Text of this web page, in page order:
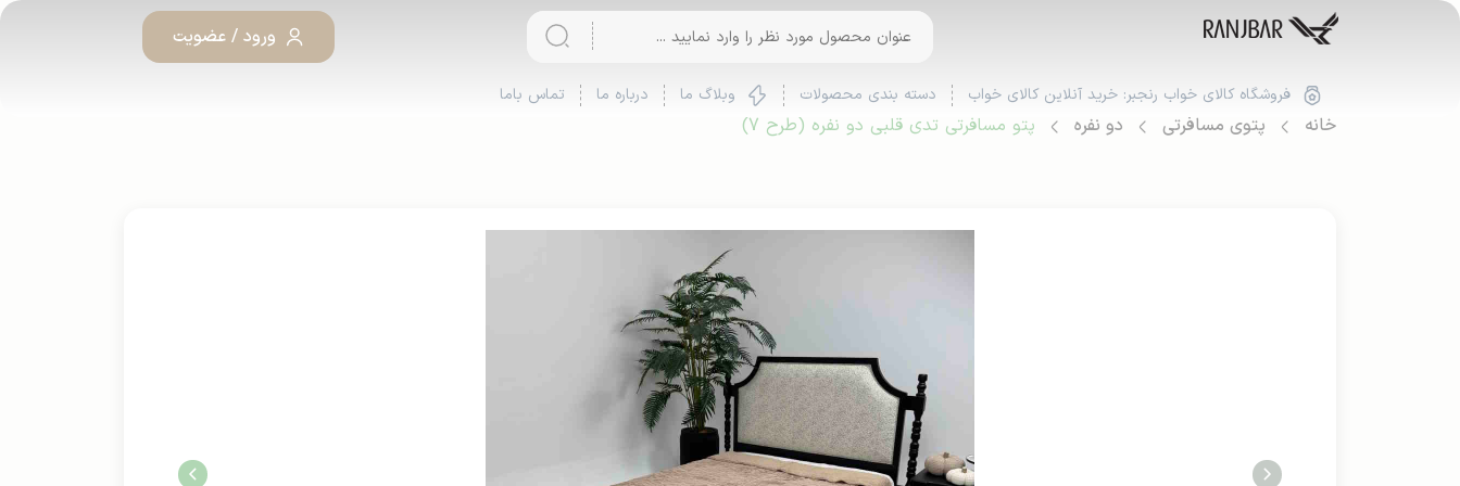
ورود / عضویت
فروشگاه کالای خواب رنجبر: خرید آنلاین کالای خواب دسته بندی محصولات وبلاگ ما درباره ما تماس باما
خانه پتوی مسافرتی دو نفره پتو مسافرتی تدی قلبی دو نفره (طرح 7)